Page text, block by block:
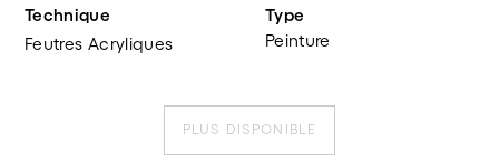
Technique
Feutres Acryliques
Type
Peinture
PLUS DISPONIBLE